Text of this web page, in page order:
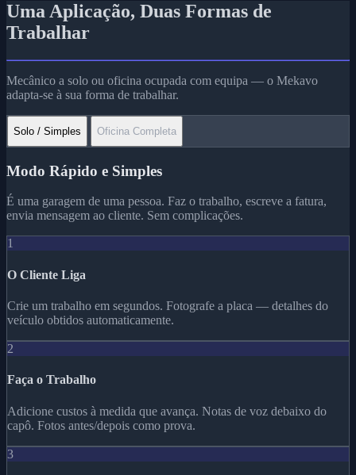
Uma Aplicação, Duas Formas de
Trabalhar
Mecânico a solo ou oficina ocupada com equipa — o Mekavo
adapta-se à sua forma de trabalhar.
Solo / Simples Oficina Completa
Modo Rápido e Simples
É uma garagem de uma pessoa. Faz o trabalho, escreve a fatura,
envia mensagem ao cliente. Sem complicações.
1
O Cliente Liga
Crie um trabalho em segundos. Fotografe a placa — detalhes do
veículo obtidos automaticamente.
2
Faça o Trabalho
Adicione custos à medida que avança. Notas de voz debaixo do
capô. Fotos antes/depois como prova.
3